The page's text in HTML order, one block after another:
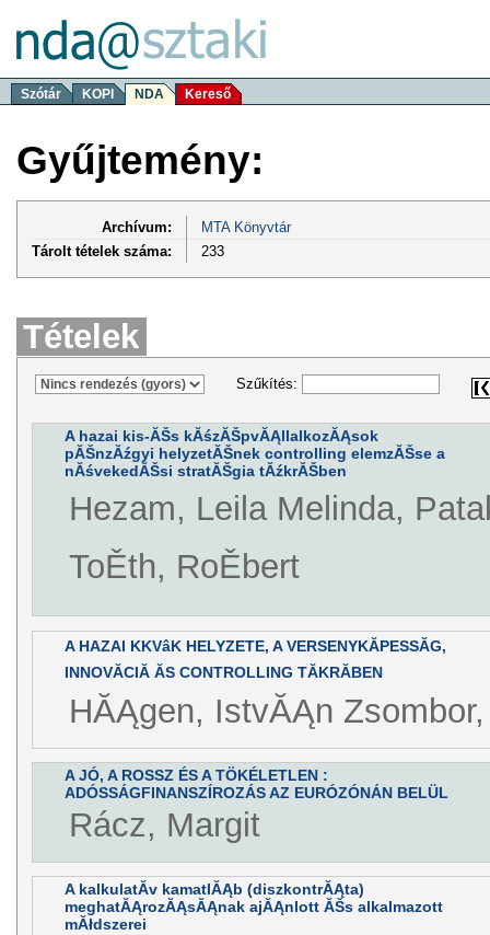
Szótár KOPI NDA Kereső
Gyűjtemény:
Archívum:
MTA Könyvtár
Tárolt tételek száma:
233
Tételek
Szűkítés:
A hazai kis-ĂŠs kĂśzĂŠpvĂĄllalkozĂĄsok
pĂŠnzĂźgyi helyzetĂŠnek controlling elemzĂŠse a
nĂśvekedĂŠsi stratĂŠgia tĂźkrĂŠben
Hezam, Leila Melinda,
ToĚth, RoĚbert
A HAZAI KKVâK HELYZETE, A VERSENYKĂPESSĂG,
INNOVĂCIĂ ĂS CONTROLLING TĂKRĂBEN
HĂĄgen, IstvĂĄn Zsombor,
A JÓ, A ROSSZ ÉS A TÖKÉLETLEN :
ADÓSSÁGFINANSZÍROZÁS AZ EURÓZÓNÁN BELÜL
Rácz, Margit
A kalkulatĂ­v kamatlĂĄb (diszkontrĂĄta)
meghatĂĄrozĂĄsĂĄnak ajĂĄnlott ĂŠs alkalmazott
mĂłdszerei